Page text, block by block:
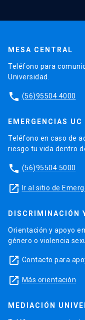
MESA CENTRAL
Teléfono para
Universidad.
phone (56)95504 4000
EMERGENCIAS UC
Teléfono en caso de
riesgo tu vida dentro
phone (56)95504 5000
launch Ir al sitio de
DISCRIMINACIÓN
Orientación y apoyo
género o violencia
launch Contacto para
launch Más orientación
MEDIACIÓN